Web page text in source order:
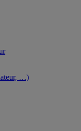
…)